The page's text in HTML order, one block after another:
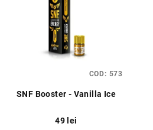
SNF Booster - Vanilla Ice
49 lei
COD: 573